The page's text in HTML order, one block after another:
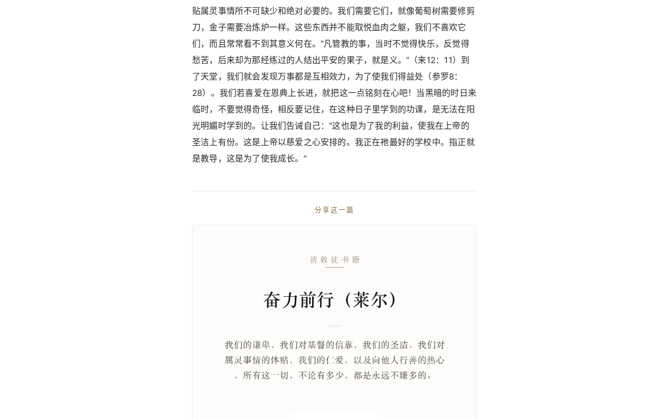
贴属灵事情所不可缺少和绝对必要的。我们需要它们，就像葡萄树需要修剪
刀，金子需要冶炼炉一样。这些东西并不能取悦血肉之躯，我们不喜欢它
们，而且常常看不到其意义何在。“凡管教的事，当时不觉得快乐，反觉得
愁苦，后来却为那经练过的人结出平安的果子，就是义。”（来12：11）到
了天堂，我们就会发现万事都是互相效力，为了使我们得益处（参罗8：
28）。我们若喜爱在恩典上长进，就把这一点铭刻在心吧！当黑暗的时日来
临时，不要觉得奇怪，相反要记住，在这种日子里学到的功课，是无法在阳
光明媚时学到的。让我们告诫自己：“这也是为了我的利益，使我在上帝的
圣洁上有份。这是上帝以慈爱之心安排的。我正在祂最好的学校中。指正就
是教导，这是为了使我成长。”
分享这一篇